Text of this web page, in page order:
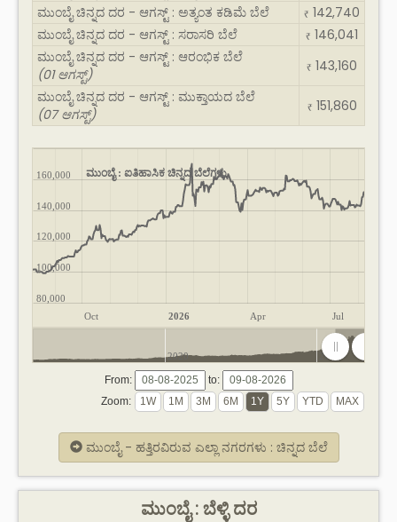
ಮುಂಬೈ ಚಿನ್ನದ ದರ - ಆಗಸ್ಟ್ : ಅತ್ಯಂತ ಕಡಿಮೆ ಬೆಲೆ
₹ 142,740
ಮುಂಬೈ ಚಿನ್ನದ ದರ - ಆಗಸ್ಟ್ : ಸರಾಸರಿ ಬೆಲೆ
₹ 146,041
ಮುಂಬೈ ಚಿನ್ನದ ದರ - ಆಗಸ್ಟ್ : ಆರಂಭಿಕ ಬೆಲೆ
(01 ಆಗಸ್ಟ್)
₹ 143,160
ಮುಂಬೈ ಚಿನ್ನದ ದರ - ಆಗಸ್ಟ್ : ಮುಕ್ತಾಯದ ಬೆಲೆ
(07 ಆಗಸ್ಟ್)
₹ 151,860
ಮುಂಬೈ : ಐತಿಹಾಸಿಕ ಚಿನ್ನದ ಬೆಲೆಗಳು
Oct 2026 Apr Jul
80,000
100,000
120,000
140,000
160,000
2020 2025
From:
to:
Zoom:
ಮುಂಬೈ - ಹತ್ತಿರವಿರುವ ಎಲ್ಲಾ ನಗರಗಳು : ಚಿನ್ನದ ಬೆಲೆ
ಮುಂಬೈ : ಬೆಳ್ಳಿ ದರ